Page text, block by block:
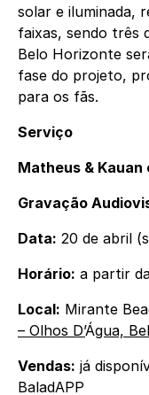
solar e iluminada,
faixas, sendo três
Belo Horizonte
fase do projeto,
para os fãs.
Serviço
Matheus & Kauan
Gravação
Data: 20 de abril
Horário: a partir
Local: Mirante
– Olhos D’Água,
Vendas: já
BaladAPP